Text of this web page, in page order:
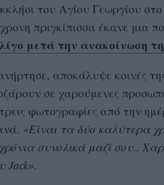
του Αγίου Γεωργίου στο
πριγκίπισσα έκανε μια
λίγο μετά την ανακοίνωση
αποκάλυψε κοινές
σε χαρούμενες
φωτογραφίες από την
«Είναι τα δύο καλύτερα
συνολικά μαζί σου..
Jack».